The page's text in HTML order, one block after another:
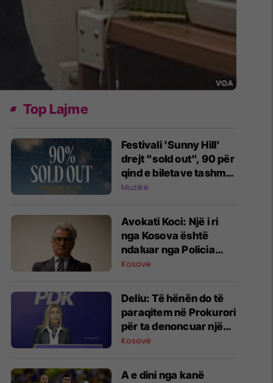
Top Lajme
Festivali 'Sunny Hill'
drejt "sold out", 90 për
qind e biletave tashmë
janë shitur
Muzikë
Avokati Koci: Një i ri
nga Kosova është
ndaluar nga Policia
serbe në Horgosh
Kosovë
Deliu: Të hënën do të
paraqitem në Prokurori
për ta denoncuar një
profil, koha që
Kosovë
A e dini nga kanë